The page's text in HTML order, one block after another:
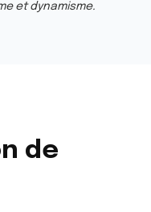
et dynamisme.
de